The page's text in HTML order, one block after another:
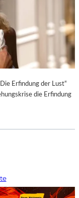
Erfindung der Lust“
die Erfindung